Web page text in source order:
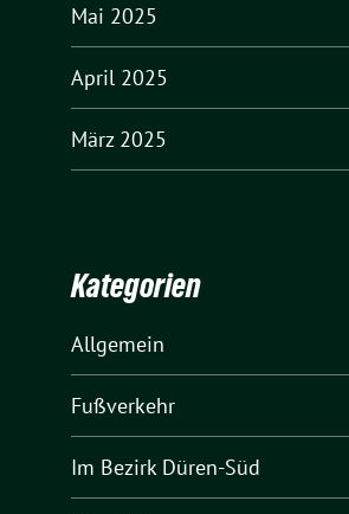
Mai 2025
April 2025
März 2025
Kategorien
Allgemein
Fußverkehr
Im Bezirk Düren-Süd